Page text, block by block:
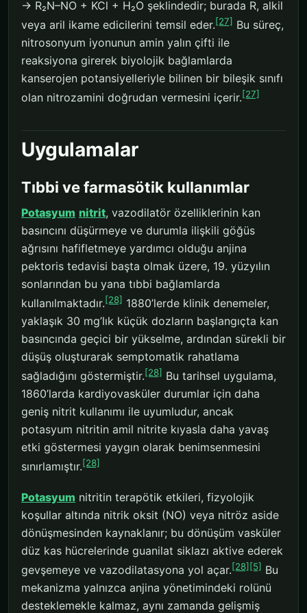
→ R₂N–NO + KCl + H₂O şeklindedir; burada R, alkil
veya aril ikame edicilerini temsil eder.[27] Bu süreç,
nitrosonyum iyonunun amin yalın çifti ile
reaksiyona girerek biyolojik bağlamlarda
kanserojen potansiyelleriyle bilinen bir bileşik sınıfı
olan nitrozamini doğrudan vermesini içerir.[27]
Uygulamalar
Tıbbi ve farmasötik kullanımlar
Potasyum nitrit, vazodilatör özelliklerinin kan
basıncını düşürmeye ve durumla ilişkili göğüs
ağrısını hafifletmeye yardımcı olduğu anjina
pektoris tedavisi başta olmak üzere, 19. yüzyılın
sonlarından bu yana tıbbi bağlamlarda
kullanılmaktadır.[28] 1880’lerde klinik denemeler,
yaklaşık 30 mg’lık küçük dozların başlangıçta kan
basıncında geçici bir yükselme, ardından sürekli bir
düşüş oluşturarak semptomatik rahatlama
sağladığını göstermiştir.[28] Bu tarihsel uygulama,
1860’larda kardiyovasküler durumlar için daha
geniş nitrit kullanımı ile uyumludur, ancak
potasyum nitritin amil nitrite kıyasla daha yavaş
etki göstermesi yaygın olarak benimsenmesini
sınırlamıştır.[28]
Potasyum nitritin terapötik etkileri, fizyolojik
koşullar altında nitrik oksit (NO) veya nitröz aside
dönüşmesinden kaynaklanır; bu dönüşüm vasküler
düz kas hücrelerinde guanilat siklazı aktive ederek
gevşemeye ve vazodilatasyona yol açar.[28] [5] Bu
mekanizma yalnızca anjina yönetimindeki rolünü
desteklemekle kalmaz, aynı zamanda gelişmiş